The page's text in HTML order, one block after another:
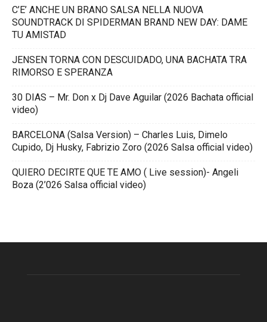
C’E’ ANCHE UN BRANO SALSA NELLA NUOVA
SOUNDTRACK DI SPIDERMAN BRAND NEW DAY: DAME
TU AMISTAD
JENSEN TORNA CON DESCUIDADO, UNA BACHATA TRA
RIMORSO E SPERANZA
30 DIAS – Mr. Don x Dj Dave Aguilar (2026 Bachata official
video)
BARCELONA (Salsa Version) – Charles Luis, Dimelo
Cupido, Dj Husky, Fabrizio Zoro (2026 Salsa official video)
QUIERO DECIRTE QUE TE AMO ( Live session)- Angeli
Boza (2’026 Salsa official video)